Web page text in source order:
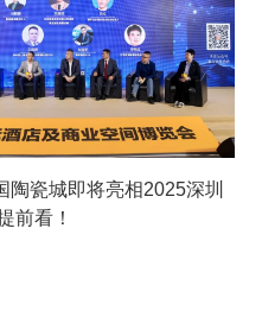
陶瓷城即将亮相2025深圳
前看！